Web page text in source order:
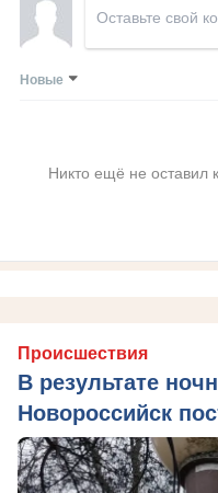
Новые
Никто ещё не оставил
Происшествия
В результате
Новороссийск